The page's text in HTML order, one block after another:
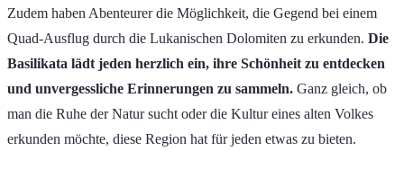
Zudem haben Abenteurer die Möglichkeit, die Gegend bei einem
Quad-Ausflug durch die Lukanischen Dolomiten zu erkunden. Die
Basilikata lädt jeden herzlich ein, ihre Schönheit zu entdecken
und unvergessliche Erinnerungen zu sammeln. Ganz gleich, ob
man die Ruhe der Natur sucht oder die Kultur eines alten Volkes
erkunden möchte, diese Region hat für jeden etwas zu bieten.